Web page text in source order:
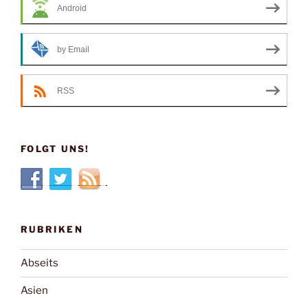
Android
by Email
RSS
FOLGT UNS!
RUBRIKEN
Abseits
Asien